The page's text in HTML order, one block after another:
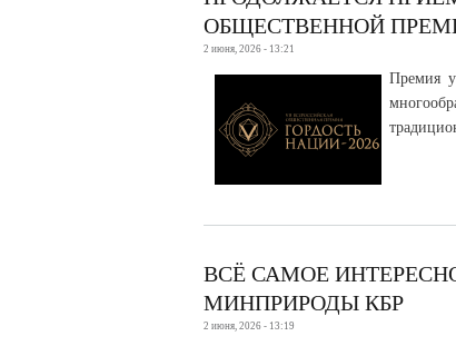
ОБЩЕСТВЕННОЙ
2 июня, 2026 - 13:21
Премия
ВСЁ САМОЕ
МИНПРИРОДЫ КБР
2 июня, 2026 - 13:19